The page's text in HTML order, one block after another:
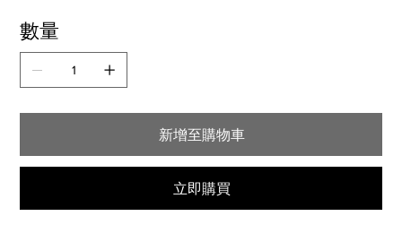
數量
新增至購物車
立即購買